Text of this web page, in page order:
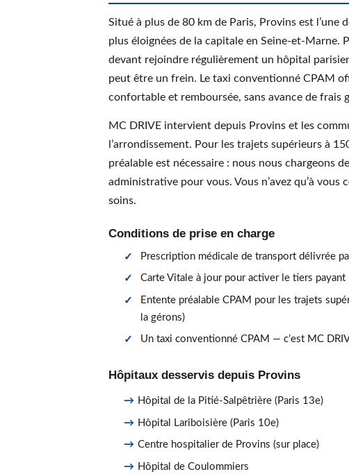
Situé à plus de 80 km de Paris, Provins est l’une
plus éloignées de la capitale en Seine-et-Marne.
devant rejoindre régulièrement un hôpital
peut être un frein. Le taxi conventionné CPAM
confortable et remboursée, sans avance de frais
MC DRIVE intervient depuis Provins et les
l’arrondissement. Pour les trajets supérieurs à
préalable est nécessaire : nous nous chargeons
administrative pour vous. Vous n’avez qu’à vous
soins.
Conditions de prise en charge
Prescription médicale de transport délivrée
Carte Vitale à jour pour activer le tiers payant
Entente préalable CPAM pour les trajets
la gérons)
Un taxi conventionné CPAM — c’est MC
Hôpitaux desservis depuis Provins
Hôpital de la Pitié-Salpêtrière (Paris 13e)
Hôpital Lariboisière (Paris 10e)
Centre hospitalier de Provins (sur place)
Hôpital de Coulommiers